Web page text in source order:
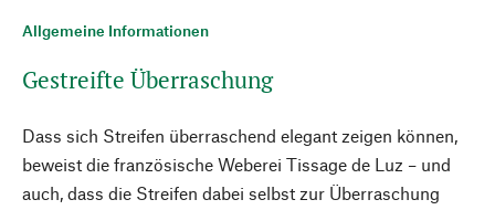
Allgemeine Informationen
Gestreifte Überraschung
Dass sich Streifen überraschend elegant zeigen können,
beweist die französische Weberei Tissage de Luz – und
auch, dass die Streifen dabei selbst zur Überraschung